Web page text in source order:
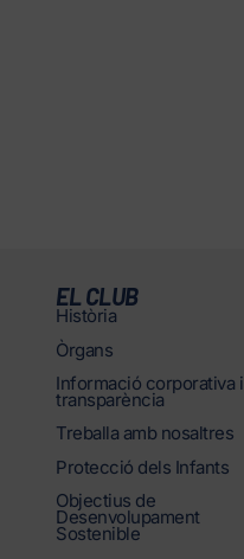
EL CLUB
Història
Òrgans
Informació corporativa i
transparència
Treballa amb nosaltres
Protecció dels Infants
Objectius de
Desenvolupament
Sostenible